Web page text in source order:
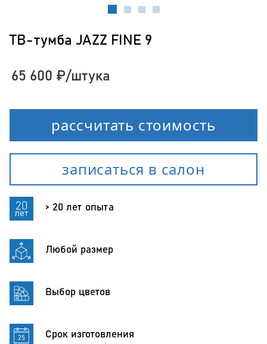
ТВ-тумба JAZZ FINE 9
65 600 ₽/штука
рассчитать стоимость
записаться в салон
> 20 лет опыта
Любой размер
Выбор цветов
Срок изготовления